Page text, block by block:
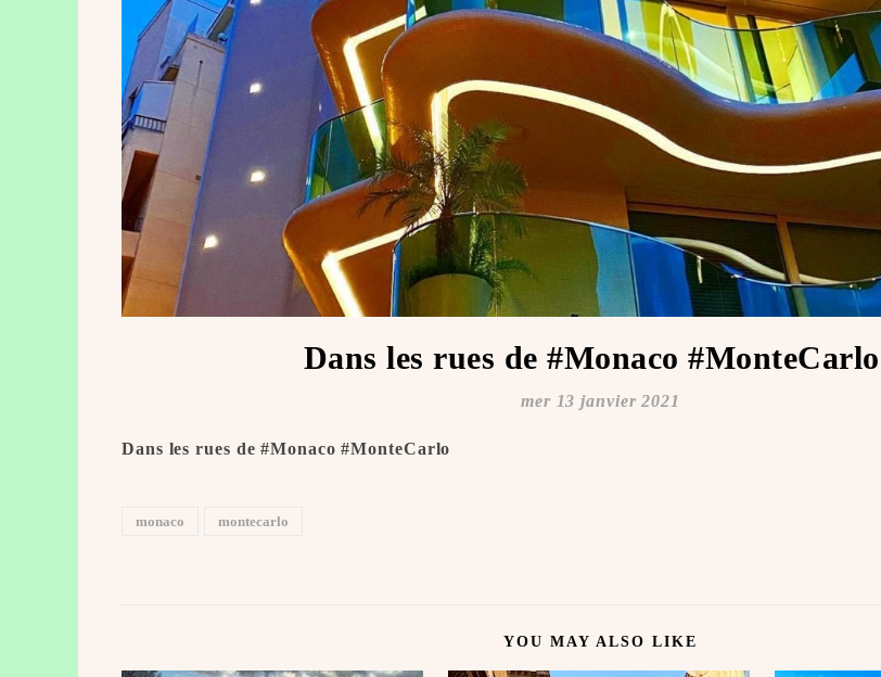
Dans les rues de #Monaco #MonteCarlo ️ ️
mer 13 janvier 2021
Dans les rues de #Monaco #MonteCarlo ️ ️
monaco montecarlo
YOU MAY ALSO LIKE